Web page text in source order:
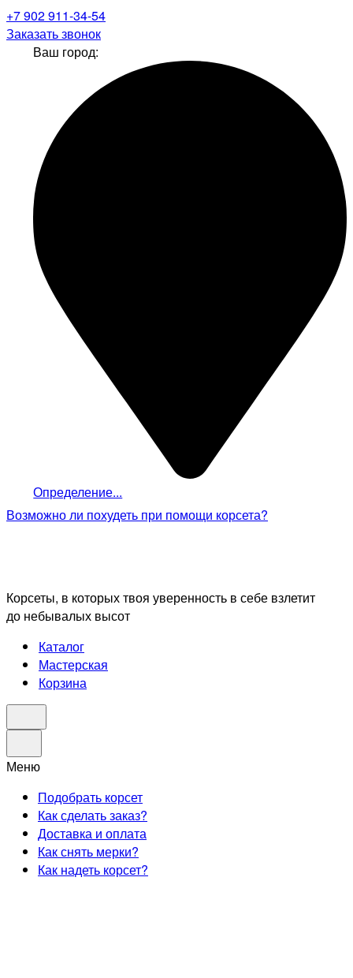
+7 902 911-34-54
Заказать звонок
Ваш город:
Определение...
Возможно ли похудеть при помощи корсета?
Корсеты, в которых твоя уверенность в себе взлетит
до небывалых высот
Каталог
Мастерская
Корзина
Меню
Подобрать корсет
Как сделать заказ?
Доставка и оплата
Как снять мерки?
Как надеть корсет?